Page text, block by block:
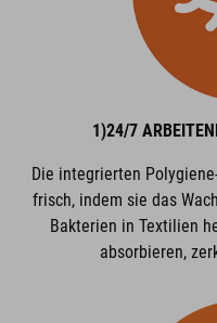
1)24/7
Die integrierten
frisch, indem sie das
Bakterien in Textilien
absorbieren,